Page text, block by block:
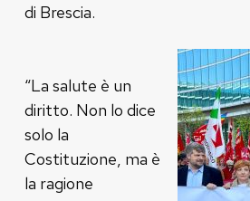
di Brescia.
“La salute è un
diritto. Non lo dice
solo la
Costituzione, ma è
la ragione